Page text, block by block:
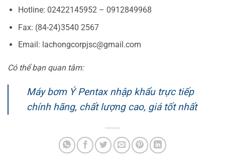
Hotline: 02422145952 – 0912849968
Fax: (84-24)3540 2567
Email: lachongcorpjsc@gmail.com
Có thể bạn quan tâm:
Máy bơm Ý Pentax nhập khẩu trực tiếp
chính hãng, chất lượng cao, giá tốt nhất